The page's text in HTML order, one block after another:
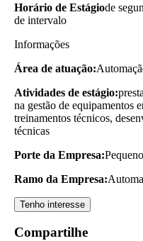
Horário de Estágiode
de intervalo
Informações
Área de atuação:
Atividades de estágio:
na gestão de equipamentos
treinamentos técnicos,
técnicas
Porte da Empresa:Pequeno
Ramo da Empresa:
Tenho interesse
Compartilhe